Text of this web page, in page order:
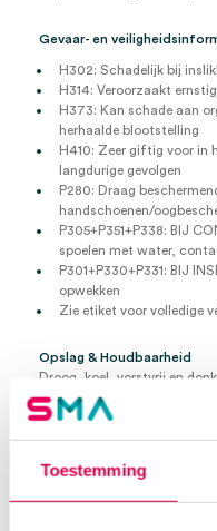
Toestemming
Gevaar- en
H302: Schadelijk bij
H314: Veroorzaakt
H373: Kan schade aan
herhaalde blootstelling
H410: Zeer giftig voor in
langdurige gevolgen
P280: Draag
handschoenen/
P305+P351+P338: BIJ
spoelen met water,
P301+P330+P331: BIJ
opwekken
Zie etiket voor volledige
Opslag & Houdbaarheid
Droog, koel, vorstvrij en
Gebruik de oplossing
vervuiling)
Batchnummer en
20528050